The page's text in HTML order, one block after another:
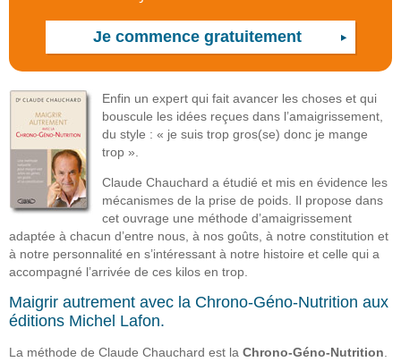
Enfin un expert qui fait avancer les choses et qui
bouscule les idées reçues dans l’amaigrissement,
du style : « je suis trop gros(se) donc je mange
trop ».
Claude Chauchard a étudié et mis en évidence les
mécanismes de la prise de poids. Il propose dans
cet ouvrage une méthode d’amaigrissement
adaptée à chacun d’entre nous, à nos goûts, à notre constitution et
à notre personnalité en s’intéressant à notre histoire et celle qui a
accompagné l’arrivée de ces kilos en trop.
Maigrir autrement avec la Chrono-Géno-Nutrition aux
éditions Michel Lafon.
La méthode de Claude Chauchard est la Chrono-Géno-Nutrition